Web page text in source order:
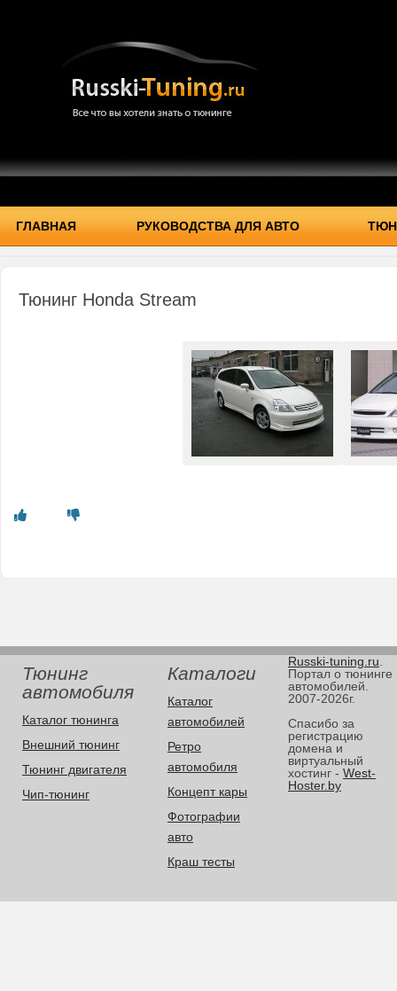
ГЛАВНАЯ РУКОВОДСТВА ДЛЯ АВТО
Тюнинг Honda Stream
Тюнинг
автомобиля
Каталог тюнинга
Внешний тюнинг
Тюнинг двигателя
Чип-тюнинг
Каталоги
Каталог
автомобилей
Ретро
автомобиля
Концепт кары
Фотографии
авто
Краш тесты
Russki-tuning.ru
Портал о тюнинге
автомобилей.
2007-2026г.
Спасибо за
регистрацию
домена и
виртуальный
хостинг - West-
Hoster.by